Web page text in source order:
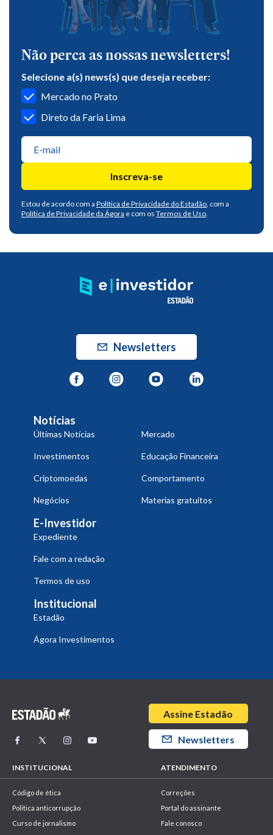
Não perca as nossas newsletters!
Selecione a(s) news(s) que deseja receber:
Mercado no Prato
Direto da Faria Lima
Inscreva-se
Estou de acordo com a Política de Privacidade do Estadão, com a
Política de Privacidade da Ágora e com os Termos de Uso.
Newsletters
Notícias
Últimas Notícias Mercado
Investimentos Educação Financeira
Criptomoedas Comportamento
Negócios Materias gratuitos
E-Investidor
Expediente
Fale com a redação
Termos de uso
Institucional
Estadão
Ágora Investimentos
INSTITUCIONAL
Código de ética
Politica anticorrupção
Curso de jornalismo
ATENDIMENTO
Correções
Portal do assinante
Fale conosco
Assine Estadão
Newsletters